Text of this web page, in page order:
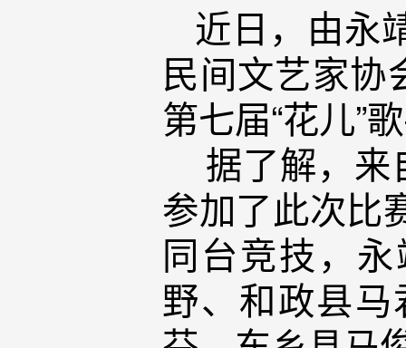
近日，由永
民间文艺家协
第七届“花儿”
据了解，来
参加了此次比
同台竞技，
野、和政县